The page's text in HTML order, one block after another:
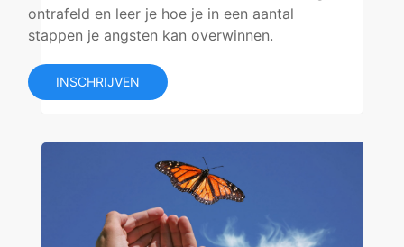
ontrafeld en leer je hoe je in een aantal
stappen je angsten kan overwinnen.
INSCHRIJVEN